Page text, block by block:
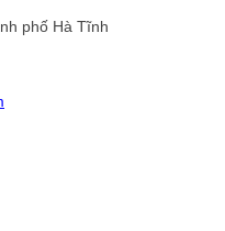
phố Hà Tĩnh